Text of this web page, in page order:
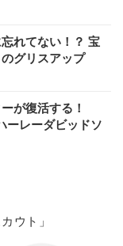
れてない！？ 宝
グリスアップ
が復活する！
ーレーダビッドソ
ウト」